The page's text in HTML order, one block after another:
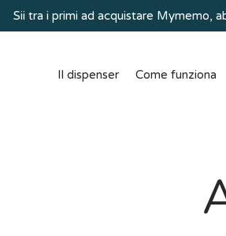
Sii tra i primi ad acquistare Mymemo,
Il dispenser Come funziona